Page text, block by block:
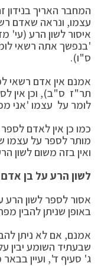
המחבר האריך
עצמו, ונראה שאדם
איסור לשון הרע (עי'
'בנפשך אתה רשאי
ס"ו).
אמנם אין אדם רשאי
תר"ז ס"ב), וכן אין
לומר על עצמו 'אני
כמו כן אין לאדם
מותר לספר על עצמו
ואין בזה משום לשון
לשון הרע על בן
אסור לספר לשון הרע
באופן שניתן להבין
אמנם, אם לא ניתן
שבעתיד השומע יבין
ג' סעיף ד', ועיין